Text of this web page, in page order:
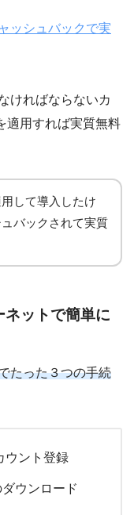
ッシュバックで実
ければならないカ
適用すれば実質無料
して導入したけ
バックされて実質
ットで簡単に
たった３つの手続
ウント登録
ウンロード